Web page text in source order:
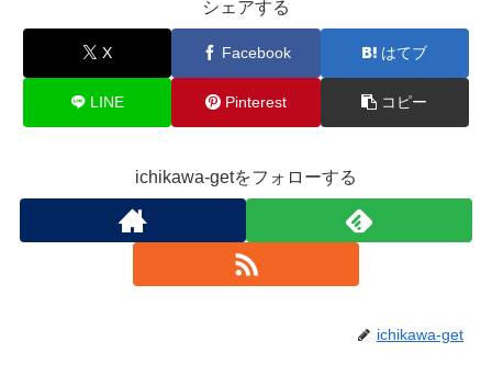
シェアする
X Facebook はてブ
LINE Pinterest コピー
ichikawa-getをフォローする
ichikawa-get